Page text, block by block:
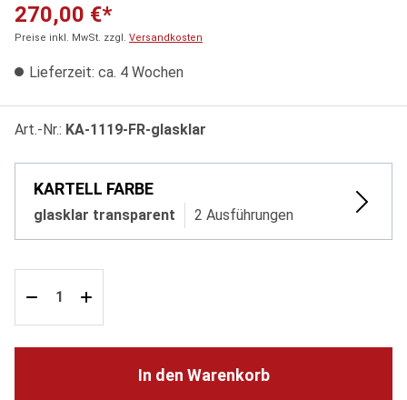
270,00 €*
Preise inkl. MwSt. zzgl. Versandkosten
Lieferzeit: ca. 4 Wochen
Art.-Nr.: KA-1119-FR-glasklar
KARTELL FARBE
glasklar transparent 2 Ausführungen
In den Warenkorb